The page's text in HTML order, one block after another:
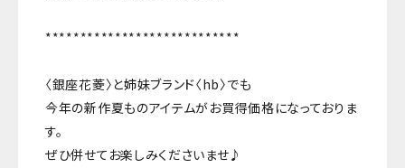
****************************
〈銀座花菱〉と姉妹ブランド〈hb〉でも
今年の新作夏ものアイテムがお買得価格になっておりま
す。
ぜひ併せてお楽しみくださいませ♪